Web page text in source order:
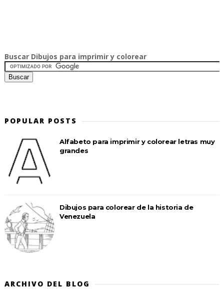
Buscar Dibujos para imprimir y colorear
POPULAR POSTS
Alfabeto para imprimir y colorear letras muy
grandes
Dibujos para colorear de la historia de
Venezuela
ARCHIVO DEL BLOG